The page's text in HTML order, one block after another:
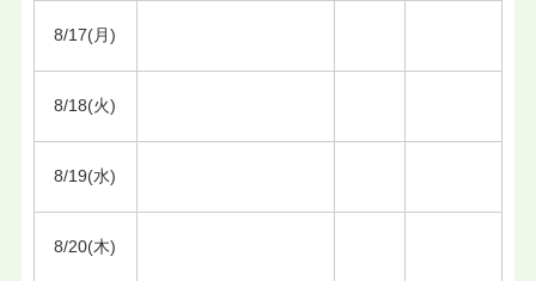
8/17(月)
8/18(火)
8/19(水)
8/20(木)